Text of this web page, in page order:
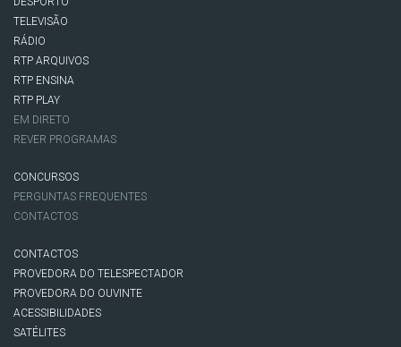
TELEVISÃO
RÁDIO
RTP ARQUIVOS
RTP ENSINA
RTP PLAY
EM DIRETO
REVER PROGRAMAS
CONCURSOS
PERGUNTAS FREQUENTES
CONTACTOS
CONTACTOS
PROVEDORA DO TELESPECTADOR
PROVEDORA DO OUVINTE
ACESSIBILIDADES
SATÉLITES